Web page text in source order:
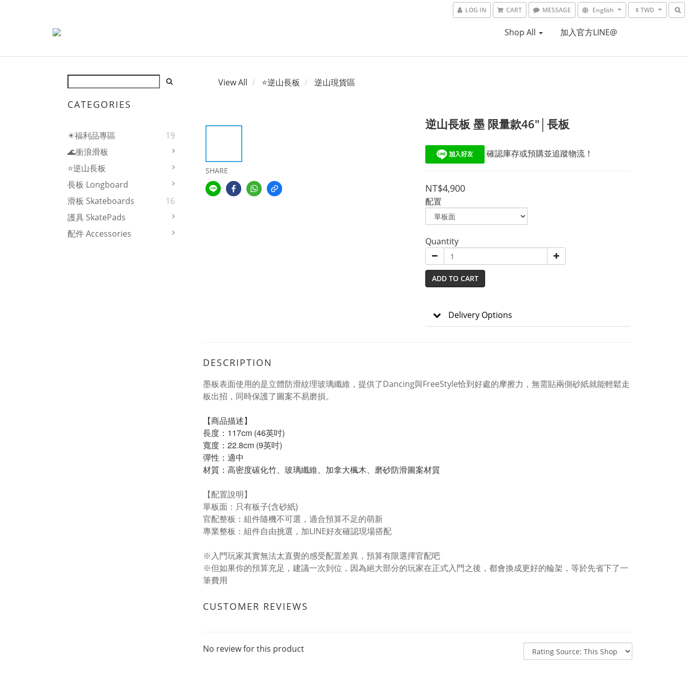
LOG IN CART MESSAGE English $ TWD
Shop All 加入官方LINE@
CATEGORIES
☀福利品專區
19
🌊衝浪滑板
⭐逆山長板
長板 Longboard
滑板 Skateboards
16
護具 SkatePads
配件 Accessories
View All ⭐逆山長板 逆山現貨區
SHARE
逆山長板 墨 限量款46"│長板
確認庫存或預購並追蹤物流！
NT$4,900
配置
Quantity
ADD TO CART
Delivery Options
DESCRIPTION
墨板表面使用的是立體防滑紋理玻璃纖維，提供了Dancing與FreeStyle恰到好處的摩擦力，無需貼兩側砂紙就能輕鬆走
板出招，同時保護了圖案不易磨損。
【商品描述】
長度：117cm (46英吋)
寬度：22.8cm (9英吋)
彈性：適中
材質：高密度碳化竹、玻璃纖維、加拿大楓木、磨砂防滑圖案材質
【配置說明】
單板面：只有板子(含砂紙)
官配整板：組件隨機不可選，適合預算不足的萌新
專業整板：組件自由挑選，加LINE好友確認現場搭配
※入門玩家其實無法太直覺的感受配置差異，預算有限選擇官配吧
※但如果你的預算充足，建議一次到位，因為絕大部分的玩家在正式入門之後，都會換成更好的輪架，等於先省下了一
筆費用
CUSTOMER REVIEWS
No review for this product